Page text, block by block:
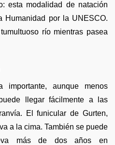
esta modalidad de natación
Humanidad por la UNESCO.
río mientras pasea
importante, aunque menos
llegar fácilmente a las
El funicular de Gurten,
a la cima. También se puede
más de dos años en